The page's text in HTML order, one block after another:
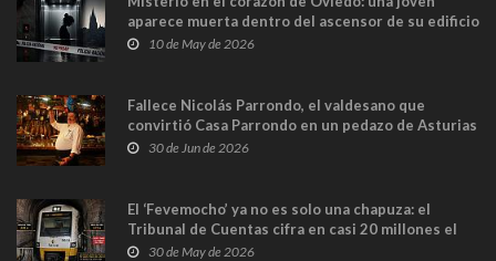
aparece muerta dentro del ascensor de su edificio
y las cámaras captan sus últimos minutos
10 de May de 2026
Fallece Nicolás Parrondo, el valdesano que
convirtió Casa Parrondo en un pedazo de Asturias
en Madrid
30 de Jun de 2026
El ‘Fevemocho’ ya no es solo una chapuza: el
Tribunal de Cuentas cifra en casi 20 millones el
sobrecoste de los trenes que no cabían por los
30 de May de 2026